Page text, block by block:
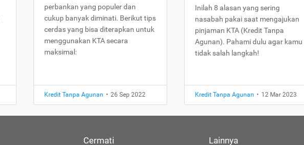
perbankan yang populer dan
cukup banyak diminati. Berikut tips
cerdas yang bisa diterapkan untuk
menggunakan KTA secara
maksimal:
Kredit Tanpa Agunan • 26 Sep 2022
Inilah 8 alasan yang sering
nasabah pakai saat mengajukan
pinjaman KTA (Kredit Tanpa
Agunan). Pahami dulu agar kamu
tidak salah langkah!
Kredit Tanpa Agunan • 12 Mar 2023
Cermati Lainnya